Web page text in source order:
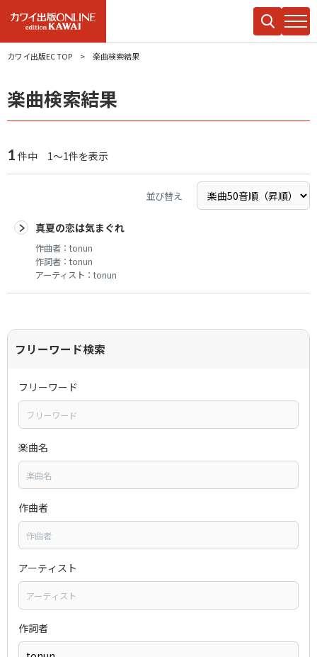
カワイ出版EC TOP 楽曲検索結果
楽曲検索結果
1 件中 1～1件を表示
並び替え
真夏の恋は気まぐれ
作曲者：tonun
作詞者：tonun
アーティスト：tonun
フリーワード検索
フリーワード
楽曲名
作曲者
アーティスト
作詞者